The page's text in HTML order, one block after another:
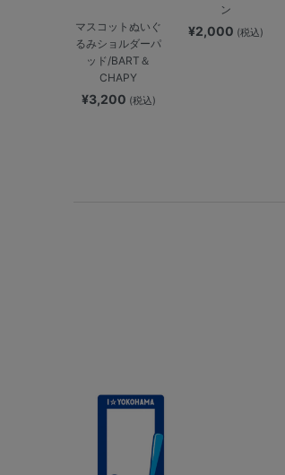
マスコットぬいぐ
るみショルダーパ
ッド/BART＆
CHAPY
¥3,200 (税込)
ン
¥2,000 (税込)